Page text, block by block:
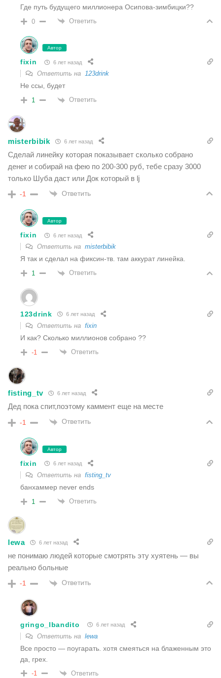
Где путь будущего миллионера Осипова-зимбицки??
0 Ответить
Автор
fixin 6 лет назад
Ответить на 123drink
Не ссы, будет
1 Ответить
misterbibik 6 лет назад
Сделай линейку которая показывает сколько собрано
денег и собирай на фею по 200-300 руб, тебе сразу 3000
только Шуба даст или Док который в lj
-1 Ответить
Автор
fixin 6 лет назад
Ответить на misterbibik
Я так и сделал на фиксин-тв. там аккурат линейка.
1 Ответить
123drink 6 лет назад
Ответить на fixin
И как? Сколько миллионов собрано ??
-1 Ответить
fisting_tv 6 лет назад
Дед пока спит,поэтому каммент еще на месте
-1 Ответить
Автор
fixin 6 лет назад
Ответить на fisting_tv
банхаммер never ends
1 Ответить
lewa 6 лет назад
не понимаю людей которые смотрять эту хуятень — вы
реально больные
-1 Ответить
gringo_lbandito 6 лет назад
Ответить на lewa
Все просто — поугарать. хотя смеяться на блаженным это
да, грех.
-1 Ответить